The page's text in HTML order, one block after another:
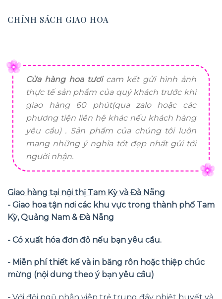
CHÍNH SÁCH GIAO HOA
Cửa hàng hoa tươicam kết gửi hình ảnh
thực tế sản phẩm của quý khách trước khi
giao hàng 60 phút(qua zalo hoặc các
phương tiện liên hệ khác nếu khách hàng
yêu cầu) . Sản phẩm của chúng tôi luôn
mang những ý nghĩa tốt đẹp nhất gửi tới
người nhận.
Giao hàng tại nội thị Tam Kỳ và Đà Nẵng
- Giao hoa tận nơi các khu vực trong thành phố Tam
Kỳ, Quảng Nam & Đà Nẵng
- Có xuất hóa đơn đỏ nếu bạn yêu cầu.
- Miễn phí thiết kế và in băng rôn hoặc thiệp chúc
mừng (nội dung theo ý bạn yêu cầu)